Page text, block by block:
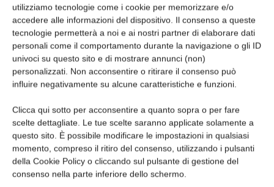
utilizziamo tecnologie come i cookie per memorizzare e/o
accedere alle informazioni del dispositivo. Il consenso a queste
tecnologie permetterà a noi e ai nostri partner di elaborare dati
personali come il comportamento durante la navigazione o gli ID
univoci su questo sito e di mostrare annunci (non)
personalizzati. Non acconsentire o ritirare il consenso può
influire negativamente su alcune caratteristiche e funzioni.
Clicca qui sotto per acconsentire a quanto sopra o per fare
scelte dettagliate. Le tue scelte saranno applicate solamente a
questo sito. È possibile modificare le impostazioni in qualsiasi
momento, compreso il ritiro del consenso, utilizzando i pulsanti
della Cookie Policy o cliccando sul pulsante di gestione del
consenso nella parte inferiore dello schermo.
Articolo precedente
Aggiornamento mercati 29-7-
2020
Articolo successivo
La Centrale del latte di Torino
lancia YYOGURT